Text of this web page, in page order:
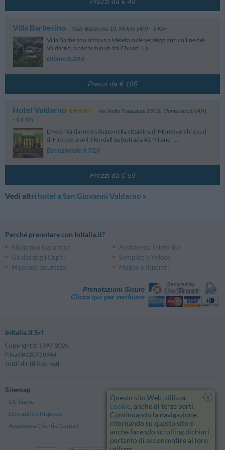
Capannori (Lucca)
Aeroporto Luigi Ridolfi
Forlì (Forlì-Cesena)
Aeroporto Galileo Galilei
Pisa
Stazione
San Giovanni Valdarno 30 m
Piazza Giacomo Matteotti - San Giovanni Valdarno
possono variare in base al periodo di soggiorno, alle camere e alle tariffe
scelte. Prestare attenzione ai dettagli delle tariffe in fase di prenotazione.
Villa Barberino Viale Barberino 19, Meleto (AR) - 5 Km
Villa Barberino si trova a Meleto sulle verdeggianti colline del
Valdarno, a pochi minuti dal Chianti. La...
Ottimo 8.3/10
Prezzi da € 105
Hotel Valdarno via Nello Traquandi 13/15, Montevarchi (AR)
- 5.4 Km
L'Hotel Valdarno è situato nella cittadina di Montevarchi a sud
di Firenze, a soli 3 km dall'autostrada A1 Milano - ...
Eccezionale 9.7/10
Prezzi da € 59
Vedi altri hotel a San Giovanni Valdarno »
Perché prenotare con InItalia.it?
Risparmio Garantito
Assistenza Telefonica
Giudizi degli Ospiti
Semplice e Veloce
Massima Sicurezza
Mappe e Itinerari
Prenotazioni Sicure
Clicca qui per verificare
InItalia.it Srl
Copyright © 1997-2026
P.iva 08320750964
Tutti i diritti Riservati
Sitemap
Chi Siamo
Note Legali
Domande e Risposte
Privacy
Assistenza Clienti e Contatti
Termini e Condizioni generali
x
Questo sito Web utilizza
cookie, anche di terze parti.
Continuando la navigazione,
ritornando su questo sito o
anche facendo scrolling dichiari
pertanto di acconsentire al loro